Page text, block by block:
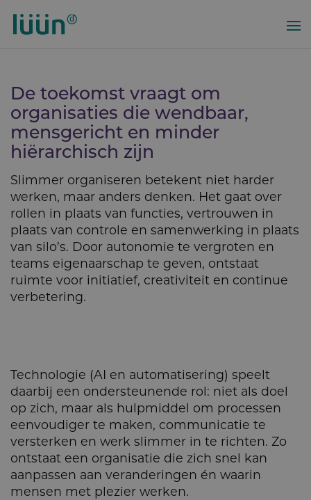
gaan
De toekomst vraagt om
organisa­ties die wendbaar,
mensgericht en minder
hiërarchisch zijn
Slimmer organiseren betekent niet harder
werken, maar anders denken. Het gaat over
rollen in plaats van functies, vertrouwen in
plaats van controle en samenwerking in plaats
van silo’s. Door autonomie te vergroten en
teams eigenaarschap te geven, ontstaat
ruimte voor initiatief, creativiteit en continue
verbetering.
Technologie (AI en automatisering) speelt
daarbij een ondersteunende rol: niet als doel
op zich, maar als hulpmiddel om processen
eenvoudiger te maken, communicatie te
versterken en werk slimmer in te richten. Zo
ontstaat een organisatie die zich snel kan
aanpassen aan veranderingen én waarin
mensen met plezier werken.